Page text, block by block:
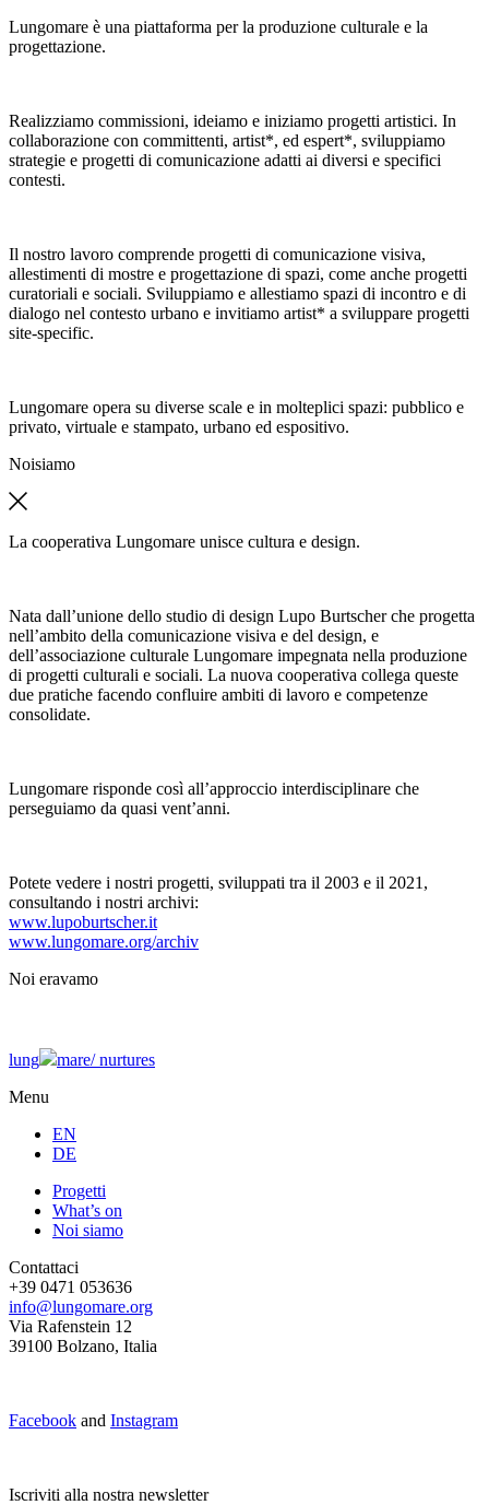
Lungomare è una piattaforma per la produzione culturale e la
progettazione.
Realizziamo commissioni, ideiamo e iniziamo progetti artistici. In
collaborazione con committenti, artist*, ed espert*, sviluppiamo
strategie e progetti di comunicazione adatti ai diversi e specifici
contesti.
Il nostro lavoro comprende progetti di comunicazione visiva,
allestimenti di mostre e progettazione di spazi, come anche progetti
curatoriali e sociali. Sviluppiamo e allestiamo spazi di incontro e di
dialogo nel contesto urbano e invitiamo artist* a sviluppare progetti
site-specific.
Lungomare opera su diverse scale e in molteplici spazi: pubblico e
privato, virtuale e stampato, urbano ed espositivo.
Noisiamo
La cooperativa Lungomare unisce cultura e design.
Nata dall’unione dello studio di design Lupo Burtscher che progetta
nell’ambito della comunicazione visiva e del design, e
dell’associazione culturale Lungomare impegnata nella produzione
di progetti culturali e sociali. La nuova cooperativa collega queste
due pratiche facendo confluire ambiti di lavoro e competenze
consolidate.
Lungomare risponde così all’approccio interdisciplinare che
perseguiamo da quasi vent’anni.
Potete vedere i nostri progetti, sviluppati tra il 2003 e il 2021,
consultando i nostri archivi:
www.lupoburtscher.it
www.lungomare.org/archiv
Noi eravamo
lung mare/nurtures
Menu
EN
DE
Progetti
What’s on
Noi siamo
Contattaci
+39 0471 053636
info@lungomare.org
Via Rafenstein 12
39100 Bolzano, Italia
Facebook and Instagram
Iscriviti alla nostra newsletter